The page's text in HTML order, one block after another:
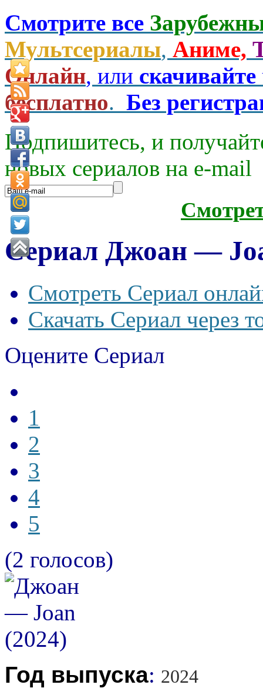
Смотрите все
Мультсериалы, Аниме,
Онлайн, или скачивайте
бесплатно. Без
Подпишитесь, и
новых сериалов на e-mаil
Сериал Джоан —
Смотреть Сериал
Скачать Сериал через
Оцените Сериал
1
2
3
4
5
(2 голосов)
Год выпуска: 2024